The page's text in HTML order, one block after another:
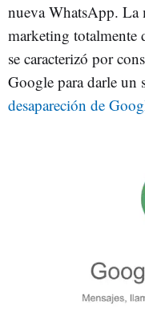
nueva WhatsApp. La
marketing totalmente
se caracterizó por
Google para darle un
desapareción de